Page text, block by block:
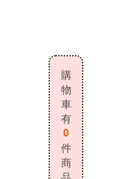
購
物
車
有
0
件
商